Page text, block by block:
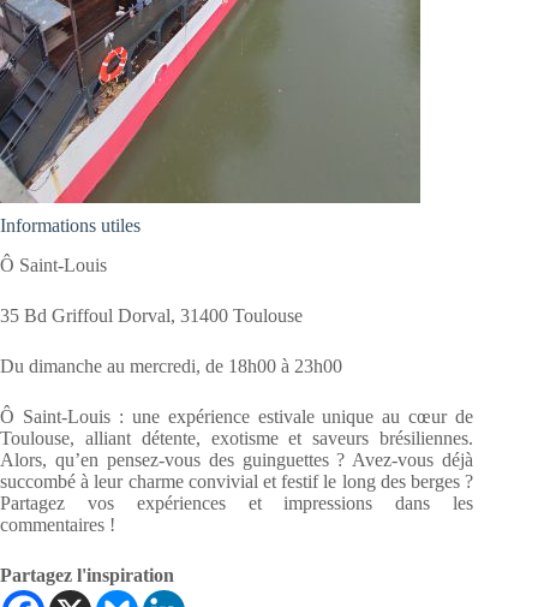
Informations utiles
Ô Saint-Louis
35 Bd Griffoul Dorval, 31400 Toulouse
Du dimanche au mercredi, de 18h00 à 23h00
Ô Saint-Louis : une expérience estivale unique au cœur de
Toulouse, alliant détente, exotisme et saveurs brésiliennes.
Alors, qu’en pensez-vous des guinguettes ? Avez-vous déjà
succombé à leur charme convivial et festif le long des berges ?
Partagez vos expériences et impressions dans les
commentaires !
Partagez l'inspiration